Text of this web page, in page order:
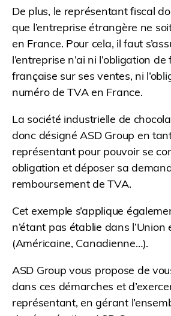
De plus, le représentant fiscal
que l’entreprise étrangère ne
en France. Pour cela, il faut
l’entreprise n’ai ni l’obligation
française sur ses ventes, ni
numéro de TVA en France.
La société industrielle de
donc désigné ASD Group en
représentant pour pouvoir se
obligation et déposer sa
remboursement de TVA.
Cet exemple s’applique
n’étant pas établie dans l’Union
(Américaine, Canadienne…).
ASD Group vous propose de
dans ces démarches et
représentant, en gérant